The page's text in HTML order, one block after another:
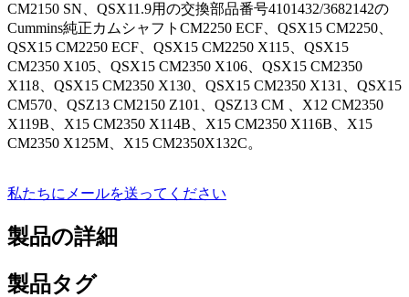
CM2150 SN、QSX11.9用の交換部品番号4101432/3682142の
Cummins純正カムシャフトCM2250 ECF、QSX15 CM2250、
QSX15 CM2250 ECF、QSX15 CM2250 X115、QSX15
CM2350 X105、QSX15 CM2350 X106、QSX15 CM2350
X118、QSX15 CM2350 X130、QSX15 CM2350 X131、QSX15
CM570、QSZ13 CM2150 Z101、QSZ13 CM 、X12 CM2350
X119B、X15 CM2350 X114B、X15 CM2350 X116B、X15
CM2350 X125M、X15 CM2350X132C。
私たちにメールを送ってください
製品の詳細
製品タグ